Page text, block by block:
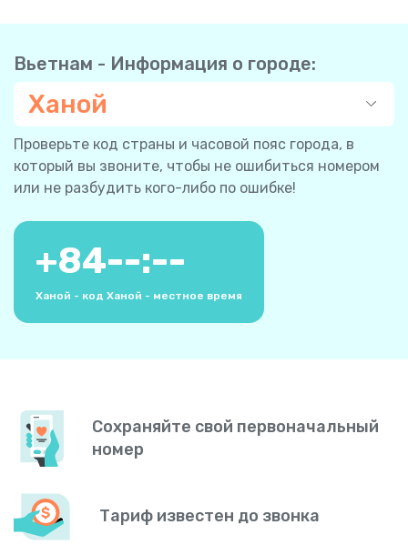
Вьетнам - Информация о городе:
Ханой
Проверьте код страны и часовой пояс города, в
который вы звоните, чтобы не ошибиться номером
или не разбудить кого-либо по ошибке!
+84
Ханой - код
--:--
Ханой - местное время
Сохраняйте свой первоначальный
номер
Тариф известен до звонка